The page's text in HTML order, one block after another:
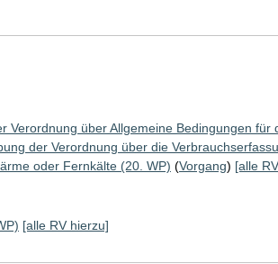
Verordnung über Allgemeine Bedingungen für
der Verordnung über die
oder Fernkälte (20. WP) (Vorgang) [alle
[alle RV hierzu]